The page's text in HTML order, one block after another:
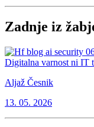
Zadnje iz
Digitalna varnost ni IT
Aljaž Česnik
13. 05. 2026